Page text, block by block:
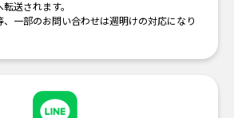
送されます。
一部のお問い合わせは週明けの対応になり